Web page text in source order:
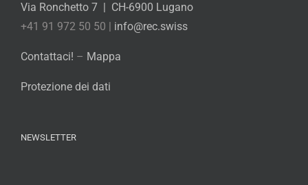
Via Ronchetto 7 | CH-6900 Lugano
+41 91 972 50 50 | info@rec.swiss
Contattaci! – Mappa
Protezione dei dati
NEWSLETTER